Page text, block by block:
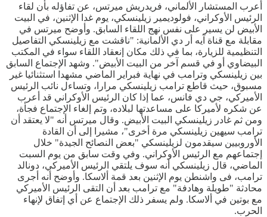
أعرب المستشار الألماني، فريدريش ميرتس، عن تفاؤله بأن لقاء
الرئيس الأوكراني، فولوديمير زيلينسكي، يوم غدا الإثنين، في البيت
الأبيض لن يسير على نفس نهج اللقاء السابق. وأوضح ميرتس في
مقابلة مع قناة آيه أر دي الألمانية: "ناقشت مع زيلينسكي التفاصيل
التنظيمية للزيارة، بما في ذلك مكان إنعقاد اللقاء سواء في المكتب
البيضاوي أو في قسم آخر من البيت الأبيض". وشهد الإجتماع السابق
بين زيلينسكي وترامب في نهاية فبراير الماضي مشهدا استثنائيا غير
مسبوق، حيث قاطع ترامب زيلينسكي مرارا، وتساءل نائب الرئيس
الأميركي، جي دي فانس، عما إذا كان الرئيس الأوكراني قد أعرب
عن شكره لأميركا على مساعدتها لبلاده، وتم إلغاء الإجتماع فجأة،
ومن ثم غادر زيلينسكي البيت الأبيض. وقال ميرتس أنه "لا يعتقد أن
ترامب سيهين زيلينسكي مرة أخرى"، مشيرا إلى أن القادة
الأوروبيين سيقدمون لزيلينسكي "بعض النصائح الجيدة" خلال
إجتماعهم مع الرئيس الأوكراني. وفي وقت سابق من يوم السبت
الماضي، قال زيلينسكي أنه سوف يلتقي الرئيس الأميركي، دونالد
ترامب، فى واشنطن يوم الإثنين بعد قمة ألاسكا. وأوضح أنه أجرى
محادثة "طويلة وهادفة" مع ترامب بعد أن التقى الرئيس الأميركي
مع بوتين في ألاسكا. ولم يسفر ذلك الإجتماع عن أي إتفاق لإنهاء
الحرب.